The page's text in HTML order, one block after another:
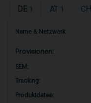
DE AT CH
Name & Netzwerk:
Provisionen:
SEM:
Tracking:
Produktdaten: